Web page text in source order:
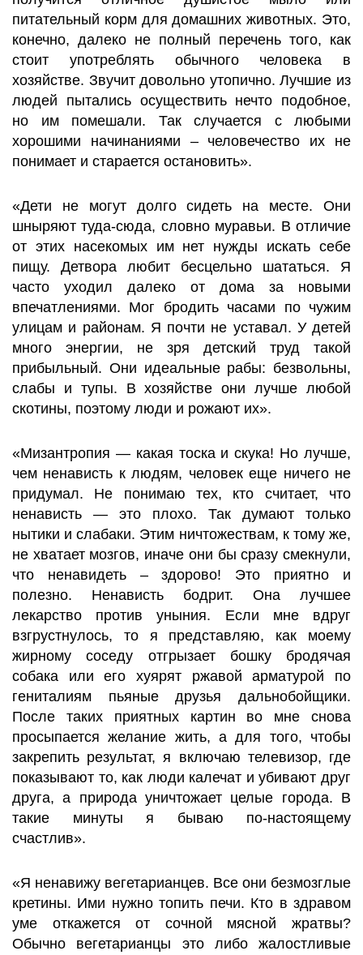
питательный корм для домашних животных. Это,
конечно, далеко не полный перечень того, как
стоит употреблять обычного человека в
хозяйстве. Звучит довольно утопично. Лучшие из
людей пытались осуществить нечто подобное,
но им помешали. Так случается с любыми
хорошими начинаниями – человечество их не
понимает и старается остановить».
«Дети не могут долго сидеть на месте. Они
шныряют туда-сюда, словно муравьи. В отличие
от этих насекомых им нет нужды искать себе
пищу. Детвора любит бесцельно шататься. Я
часто уходил далеко от дома за новыми
впечатлениями. Мог бродить часами по чужим
улицам и районам. Я почти не уставал. У детей
много энергии, не зря детский труд такой
прибыльный. Они идеальные рабы: безвольны,
слабы и тупы. В хозяйстве они лучше любой
скотины, поэтому люди и рожают их».
«Мизантропия — какая тоска и скука! Но лучше,
чем ненависть к людям, человек еще ничего не
придумал. Не понимаю тех, кто считает, что
ненависть — это плохо. Так думают только
нытики и слабаки. Этим ничтожествам, к тому же,
не хватает мозгов, иначе они бы сразу смекнули,
что ненавидеть – здорово! Это приятно и
полезно. Ненависть бодрит. Она лучшее
лекарство против уныния. Если мне вдруг
взгрустнулось, то я представляю, как моему
жирному соседу отгрызает бошку бродячая
собака или его хуярят ржавой арматурой по
гениталиям пьяные друзья дальнобойщики.
После таких приятных картин во мне снова
просыпается желание жить, а для того, чтобы
закрепить результат, я включаю телевизор, где
показывают то, как люди калечат и убивают друг
друга, а природа уничтожает целые города. В
такие минуты я бываю по-настоящему
счастлив».
«Я ненавижу вегетарианцев. Все они безмозглые
кретины. Ими нужно топить печи. Кто в здравом
уме откажется от сочной мясной жратвы?
Обычно вегетарианцы это либо жалостливые